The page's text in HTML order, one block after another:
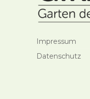
Impressum
Datenschutz